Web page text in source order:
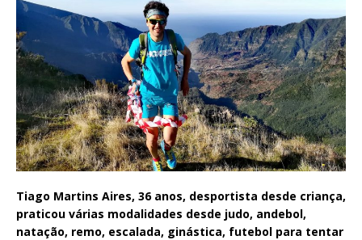
Tiago Martins Aires, 36 anos, desportista desde criança,
praticou várias modalidades desde judo, andebol,
natação, remo, escalada, ginástica, futebol para tentar